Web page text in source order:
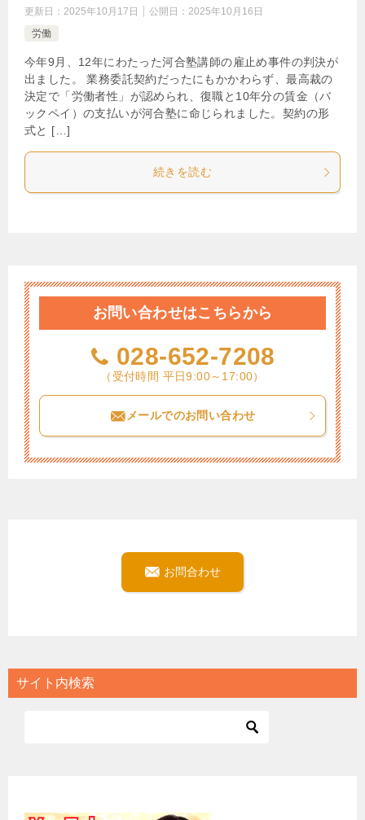
更新日： 2025年10月17日 公開日： 2025年10月16日
労働
今年9月、12年にわたった河合塾講師の雇止め事件の判決が
出ました。 業務委託契約だったにもかかわらず、最高裁の
決定で「労働者性」が認められ、復職と10年分の賃金（バ
ックペイ）の支払いが河合塾に命じられました。契約の形
式と […]
続きを読む
お問い合わせはこちらから
028-652-7208
（受付時間 平日9:00～17:00）
メールでのお問い合わせ
お問合わせ
サイト内検索